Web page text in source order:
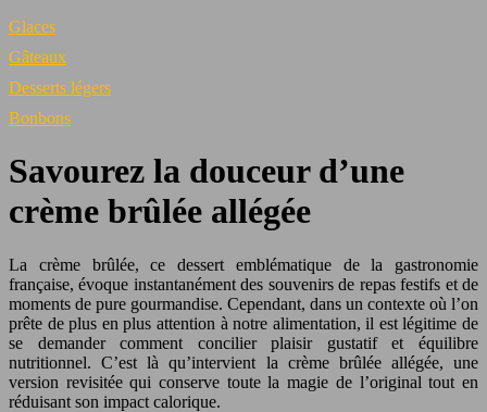
Glaces
Gâteaux
Desserts légers
Bonbons
Savourez la douceur d’une
crème brûlée allégée
La crème brûlée, ce dessert emblématique de la gastronomie
française, évoque instantanément des souvenirs de repas festifs et de
moments de pure gourmandise. Cependant, dans un contexte où l’on
prête de plus en plus attention à notre alimentation, il est légitime de
se demander comment concilier plaisir gustatif et équilibre
nutritionnel. C’est là qu’intervient la crème brûlée allégée, une
version revisitée qui conserve toute la magie de l’original tout en
réduisant son impact calorique.